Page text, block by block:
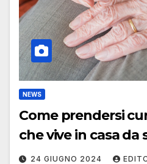
NEWS
Come prendersi
che vive in casa da
24 GIUGNO 2024